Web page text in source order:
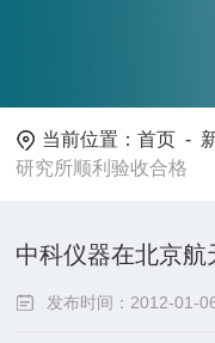
当前位置：首页 -
研究所顺利验收合格
中科仪器在北京
发布时间：2012-01-